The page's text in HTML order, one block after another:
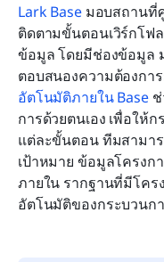
Lark Base มอบสถานที่
ติดตามขั้นตอนเวิร์กโฟ
ข้อมูล โดยมีช่องข้อมูล
ตอบสนองความต้องกา
อัตโนมัติภายใน Base ช่
การด้วยตนเอง เพื่อให้
แต่ละขั้นตอน ทีมสามา
เป้าหมาย ข้อมูลโครงก
ภายใน รากฐานที่มีโค
อัตโนมัติของกระบวนก